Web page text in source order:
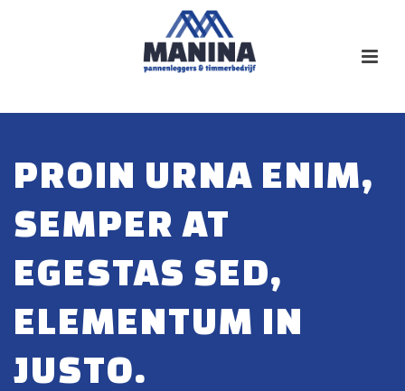
PROIN URNA ENIM,
SEMPER AT
EGESTAS SED,
ELEMENTUM IN
JUSTO.